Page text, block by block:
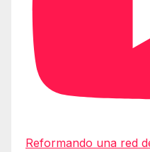
Reformando una red